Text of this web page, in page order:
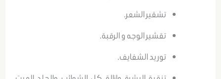
تشقير الشعر.
تقشير الوجه و الرقبة.
توريد الشفايف.